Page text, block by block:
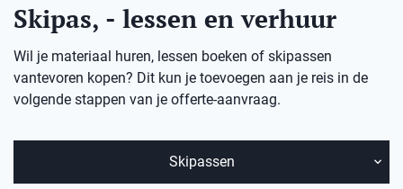
Skipas, - lessen en verhuur
Wil je materiaal huren, lessen boeken of skipassen
vantevoren kopen? Dit kun je toevoegen aan je reis in de
volgende stappen van je offerte-aanvraag.
Skipassen